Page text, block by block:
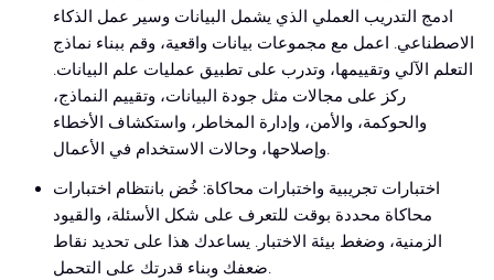
ادمج التدريب العملي الذي يشمل البيانات وسير عمل الذكاء
الاصطناعي. اعمل مع مجموعات بيانات واقعية، وقم ببناء نماذج
التعلم الآلي وتقييمها، وتدرب على تطبيق عمليات علم البيانات.
ركز على مجالات مثل جودة البيانات، وتقييم النماذج،
والحوكمة، والأمن، وإدارة المخاطر، واستكشاف الأخطاء
وإصلاحها، وحالات الاستخدام في الأعمال.
اختبارات تجريبية واختبارات محاكاة: خُض بانتظام اختبارات
محاكاة محددة بوقت للتعرف على شكل الأسئلة، والقيود
الزمنية، وضغط بيئة الاختبار. يساعدك هذا على تحديد نقاط
ضعفك وبناء قدرتك على التحمل.